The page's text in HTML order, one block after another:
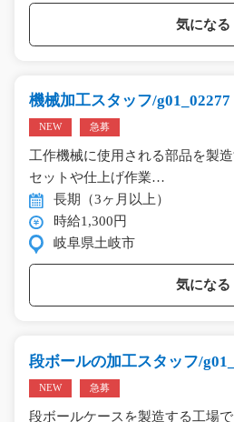
気になる
機械加工スタッフ/g01_02277
NEW 急募
工作機械に使用される部品を製
セットや仕上げ作業…
長期（3ヶ月以上）
時給1,300円
岐阜県土岐市
気になる
段ボールの加工スタッフ/
NEW 急募
段ボールケースを製造する工場